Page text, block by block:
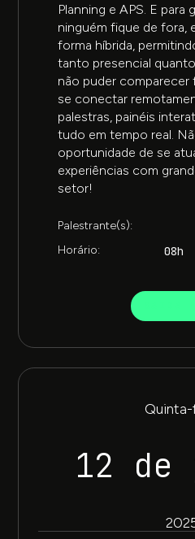
Planning e APS. E para
ninguém fique de fora,
forma híbrida,
tanto presencial
não puder comparecer
se conectar
palestras, painéis
tudo em tempo real.
oportunidade de se
experiências com
setor!
Palestrante(s):
Horário:
08h
12 de